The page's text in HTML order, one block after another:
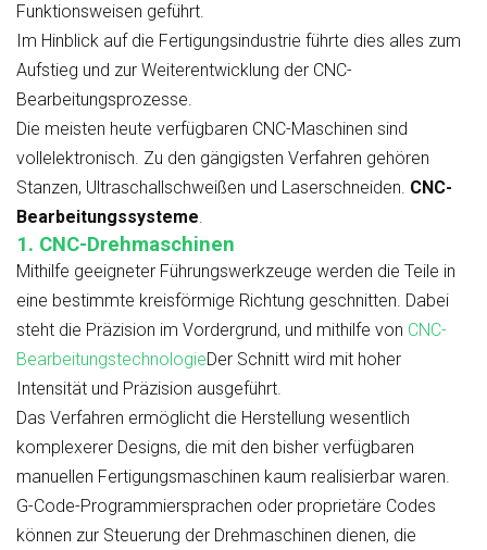
Funktionsweisen geführt.
Im Hinblick auf die Fertigungsindustrie führte dies alles zum
Aufstieg und zur Weiterentwicklung der CNC-
Bearbeitungsprozesse.
Die meisten heute verfügbaren CNC-Maschinen sind
vollelektronisch. Zu den gängigsten Verfahren gehören
Stanzen, Ultraschallschweißen und Laserschneiden. CNC-
Bearbeitungssysteme.
1. CNC-Drehmaschinen
Mithilfe geeigneter Führungswerkzeuge werden die Teile in
eine bestimmte kreisförmige Richtung geschnitten. Dabei
steht die Präzision im Vordergrund, und mithilfe von CNC-
BearbeitungstechnologieDer Schnitt wird mit hoher
Intensität und Präzision ausgeführt.
Das Verfahren ermöglicht die Herstellung wesentlich
komplexerer Designs, die mit den bisher verfügbaren
manuellen Fertigungsmaschinen kaum realisierbar waren.
G-Code-Programmiersprachen oder proprietäre Codes
können zur Steuerung der Drehmaschinen dienen, die